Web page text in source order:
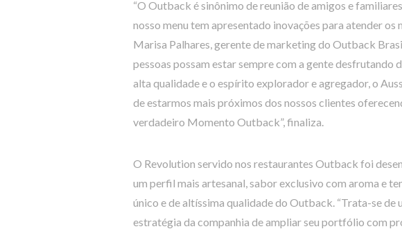
“O Outback é sinônimo de reunião de amigos e
nosso menu tem apresentado inovações para atender os
Marisa Palhares, gerente de marketing do Outback
pessoas possam estar sempre com a gente desfrutando
alta qualidade e o espírito explorador e agregador, o
de estarmos mais próximos dos nossos clientes
verdadeiro Momento Outback”, finaliza.
O Revolution servido nos restaurantes Outback foi
um perfil mais artesanal, sabor exclusivo com aroma e
único e de altíssima qualidade do Outback. “Trata-se de
estratégia da companhia de ampliar seu portfólio com